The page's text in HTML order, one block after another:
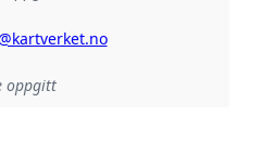
oppgitt